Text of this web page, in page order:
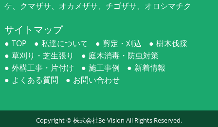
ケ、クマザサ、オカメザサ、チゴザサ、オロシマチク
サイトマップ
TOP 私達について 剪定・刈込
樹木伐採
草刈り・芝生張り
庭木消毒・防虫対策
外構工事・片付け
施工事例
新着情報
よくある質問
お問い合わせ
Copyright ©株式会社3e-Vision All Rights Reserved.